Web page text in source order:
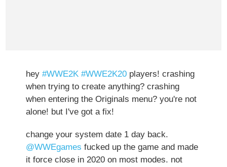
hey#WWE2K #WWE2K20 players! crashing
when trying to create anything? crashing
when entering the Originals menu? you're not
alone! but I've got a fix!
change your system date 1 day back.
@WWEgames fucked up the game and made
it force close in 2020 on most modes. not